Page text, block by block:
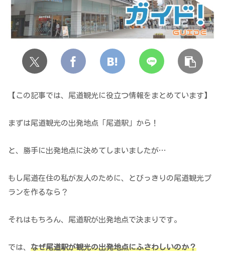
【この記事では、尾道観光に役立つ情報をまとめています】
まずは尾道観光の出発地点「尾道駅」から！
と、勝手に出発地点に決めてしまいましたが…
もし尾道在住の私が友人のために、とびっきりの尾道観光プ
ランを作るなら？
それはもちろん、尾道駅が出発地点で決まりです。
では、 なぜ尾道駅が観光の出発地点にふさわしいのか？